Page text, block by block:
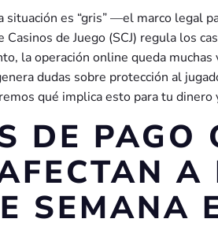
situación es “gris” —el marco legal
de Juego (SCJ) regula los
la operación online queda
dudas sobre protección al
qué implica esto para tu dinero
DE PAGO
A
SEMANA